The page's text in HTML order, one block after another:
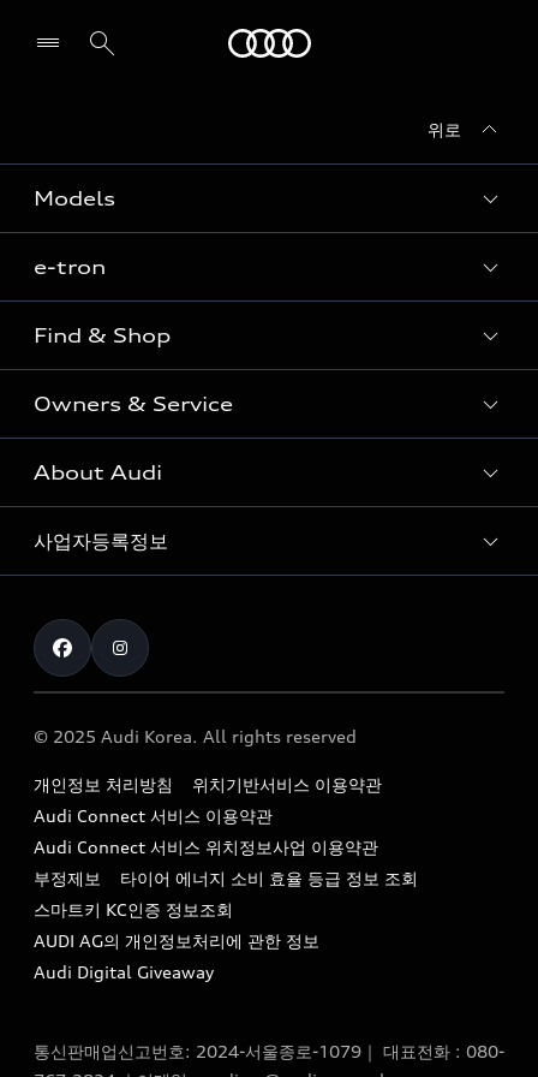
위로
Models
Sedan
SUV
Coupe
S range
e-tron
e-tron
Find & Shop
전시장/AAP 전시장/AS센터
아우디 신차 재고
아우디 모델 비교하기
아우디 공식 인증 중고차
The new Audi A6 Taste Drive 이벤트
Owners & Service
고객안내
Audi Connect
myAudiworld
내비게이션 데이터 다운로드
아우디 영상 매뉴얼
서비스 센터
서비스 프로그램
아우디 e-tron 케어 프로그램
사설수리업체를 위한 권고사항
About Audi
아우디 브랜드
Formula 1
Audi Story
아우디코리아 소식
아우디코리아 소개
아우디 스토리
아우디 브랜드 히스토리
quattro 시스템
사업자등록정보
통신판매업신고번호 : 2024-서울종로-1079
대표자명 : 틸 셰어
딩)
이메일 : audi_m@audi-ccc.co.kr
© 2025 Audi Korea. All rights reserved
개인정보 처리방침
위치기반서비스 이용약관
Audi Connect 서비스 이용약관
Audi Connect 서비스 위치정보사업 이용약관
부정제보
타이어 에너지 소비 효율 등급 정보 조회
스마트키 KC인증 정보조회
AUDI AG의 개인정보처리에 관한 정보
Audi Digital Giveaway
통신판매업신고번호: 2024-서울종로-1079｜ 대표전화 : 080-